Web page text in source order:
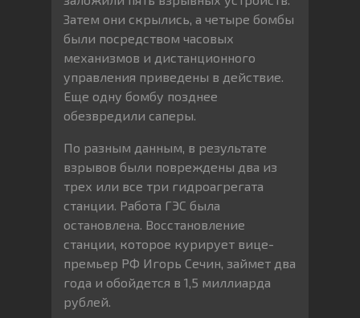
Затем они скрылись, а четыре бомбы
были посредством часовых
механизмов и дистанционного
управления приведены в действие.
Еще одну бомбу позднее
обезвредили саперы.
По разным данным, в результате
взрывов были повреждены два из
трех или все три гидроагрегата
станции. Работа ГЭС была
остановлена. Восстановление
станции, которое курирует вице-
премьер РФ Игорь Сечин, займет два
года и обойдется в 1,5 миллиарда
рублей.